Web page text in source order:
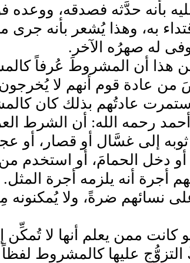
بأنه حدَّثه فصدقه،
به، وهذا يُشعر بأنه جرى
له صهرُه الآخر.
هذا أن المشروطَ عُرفاً
من عادة قوم أنهم لا
عادتُهم بذلك كان
رحمه الله: أن الشرط
إلى غسَّال أو قصار، أو
أو دخل الحمامَ، أو استخدم
أجرة أنه يلزمه أجرة
نسائهم ضرةً، ولا
كانت ممن يعلم أنها لا تُمكِّن
التزوُّج عليها كالمشروط